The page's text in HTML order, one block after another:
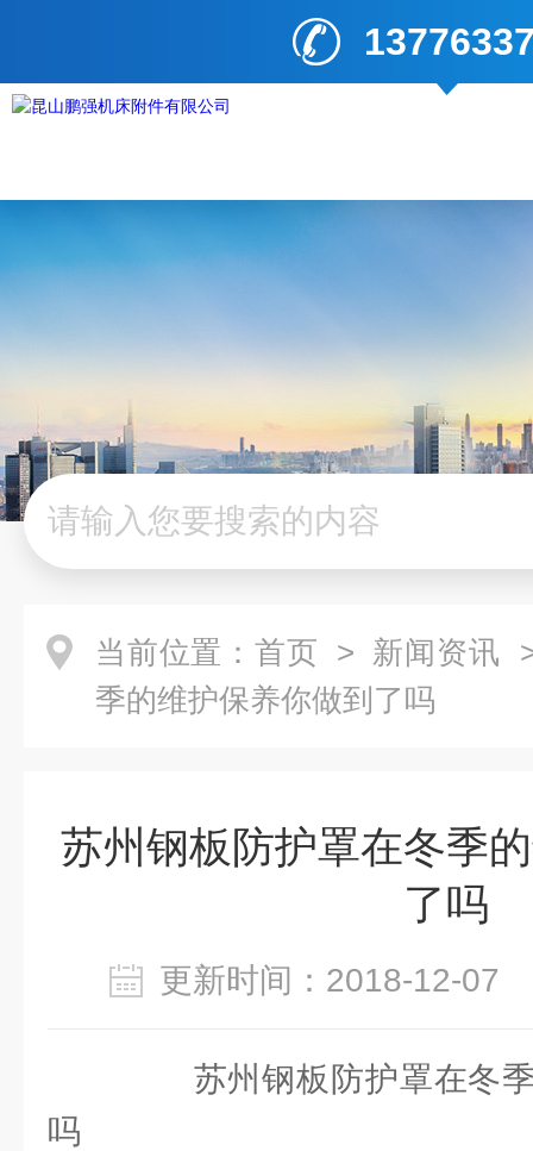
当前位置： 首页 > 新闻资讯
季的维护保养你做到了吗
苏州钢板防护罩在冬季
了吗
更新时间：2018-12-
苏州钢板防护罩在冬季
吗